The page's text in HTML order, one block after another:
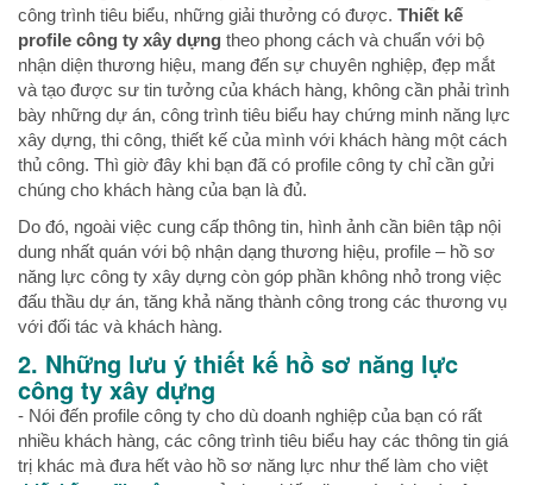
công trình tiêu biểu, những giải thưởng có được. Thiết kế
profile công ty xây dựng theo phong cách và chuẩn với bộ
nhận diện thương hiệu, mang đến sự chuyên nghiệp, đẹp mắt
và tạo được sư tin tưởng của khách hàng, không cần phải trình
bày những dự án, công trình tiêu biểu hay chứng minh năng lực
xây dựng, thi công, thiết kế của mình với khách hàng một cách
thủ công. Thì giờ đây khi bạn đã có profile công ty chỉ cần gửi
chúng cho khách hàng của bạn là đủ.
Do đó, ngoài việc cung cấp thông tin, hình ảnh cần biên tập nội
dung nhất quán với bộ nhận dạng thương hiệu, profile – hồ sơ
năng lực công ty xây dựng còn góp phần không nhỏ trong việc
đấu thầu dự án, tăng khả năng thành công trong các thương vụ
với đối tác và khách hàng.
2. Những lưu ý thiết kế hồ sơ năng lực
công ty xây dựng
- Nói đến profile công ty cho dù doanh nghiệp của bạn có rất
nhiều khách hàng, các công trình tiêu biểu hay các thông tin giá
trị khác mà đưa hết vào hồ sơ năng lực như thế làm cho việt